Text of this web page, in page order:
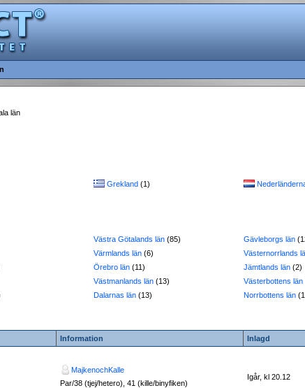
län
Grekland (1)
Västra Götalands län (85)
Värmlands län (6)
Örebro län (11)
Västmanlands län (13)
Dalarnas län (13)
Gävleborgs län
Västernorrlands
Jämtlands län (2)
Västerbottens län
Norrbottens län
Information Inlagd
MajkenochKalle
Par/38 (tjej/hetero), 41 (kille/binyfiken)
Igår, kl 20.12